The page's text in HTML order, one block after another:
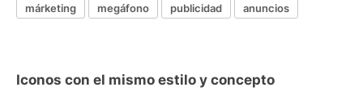
márketing megáfono publicidad anuncios
Iconos con el mismo estilo y concepto